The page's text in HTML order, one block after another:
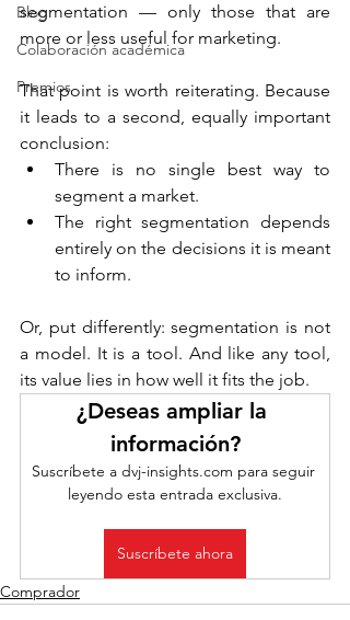
Blog
Colaboración académica
Premios
segmentation — only those that are
more or less useful for marketing.
That point is worth reiterating. Because
it leads to a second, equally important
conclusion:
There is no single best way to
segment a market.
The right segmentation depends
entirely on the decisions it is meant
to inform.
Or, put differently: segmentation is not
a model. It is a tool. And like any tool,
its value lies in how well it fits the job.
¿Deseas ampliar la
información?
Suscríbete a dvj-insights.com para seguir
leyendo esta entrada exclusiva.
Suscríbete ahora
Comprador